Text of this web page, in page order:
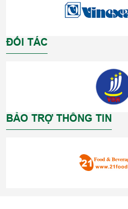
ĐỐI TÁC
BẢO TRỢ THÔNG TIN